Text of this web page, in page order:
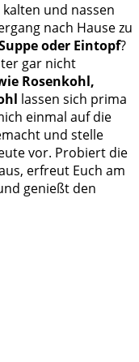
und nassen
nach Hause zu
oder Eintopf?
gar nicht
Rosenkohl,
lassen sich prima
einmal auf die
und stelle
vor. Probiert die
erfreut Euch am
genießt den